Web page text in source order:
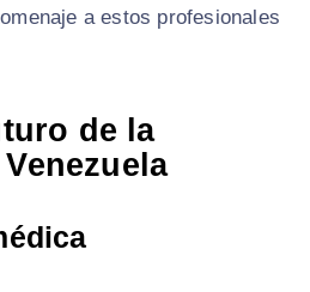
a estos profesionales.
de la